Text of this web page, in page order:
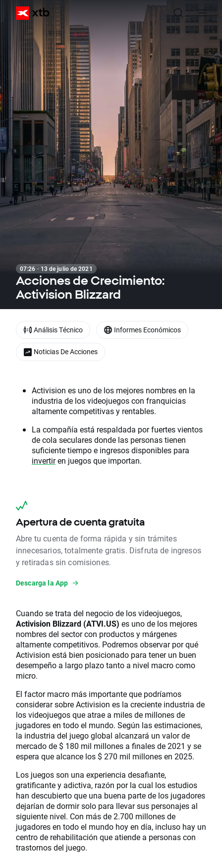
07:26 · 13 de julio de 2021
Acciones de Crecimiento:
Activision Blizzard
Activision es uno de los mejores nombres en la
industria de los videojuegos con franquicias
altamente competitivas y rentables.
La compañía está respaldada por fuertes vientos
de cola seculares donde las personas tienen
suficiente tiempo e ingresos disponibles para
invertiren juegos que importan.
Apertura de cuenta gratuita
Abre tu cuenta de forma rápida y sin trámites
innecesarios, totalmente gratis. Disfruta de ingresos
y retiradas sin comisiones.
Descarga la App
Cuando se trata del negocio de los videojuegos,
Activision Blizzard (ATVI.US) es uno de los mejores
nombres del sector con productos y márgenes
altamente competitivos. Podremos observar por qué
Activision está bien posicionado para tener un buen
desempeño a largo plazo tanto a nivel macro como
micro.
El factor macro más importante que podríamos
considerar sobre Activision es la creciente industria de
los videojuegos que atrae a miles de millones de
jugadores en todo el mundo. Según las estimaciones,
la industria del juego global alcanzará un valor de
mercado de $ 180 mil millones a finales de 2021 y se
espera que alcance los $ 270 mil millones en 2025.
Los juegos son una experiencia desafiante,
gratificante y adictiva, razón por la cual los estudios
han descubierto que una buena parte de los jugadores
dejarían de dormir solo para llevar sus personajes al
siguiente nivel. Con más de 2.700 millones de
jugadores en todo el mundo hoy en día, incluso hay un
centro de rehabilitación que atiende a personas con
trastornos del juego.
Análisis Técnico Informes Económicos
Noticias De Acciones